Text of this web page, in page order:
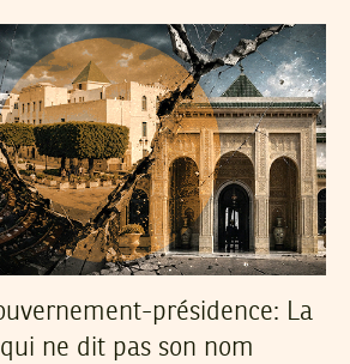
présidence: La
ne dit pas son nom